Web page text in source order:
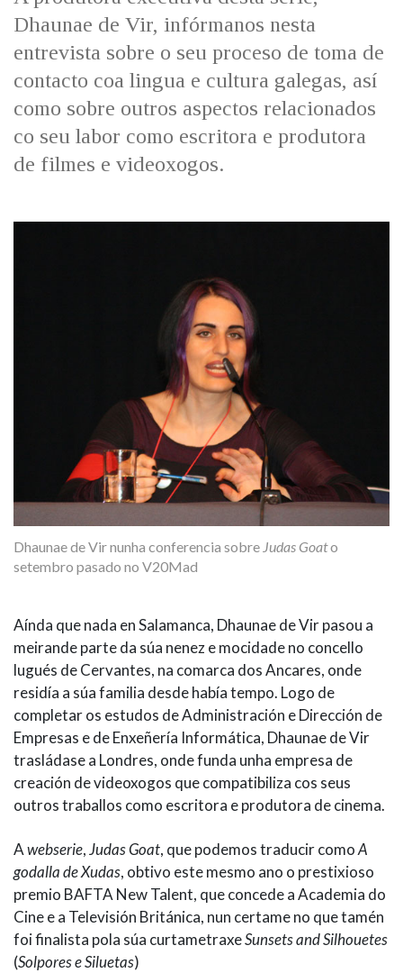
IDENTIDADE CORPORATIVA
MARCIAL DEL ADALID
CASA-MUSEO EMILIA PARDO
BAZÁN
FIGURAS HOMENAXEADAS
HISTORIA
60 ANOS DLG
PRIMAVERA DAS LETRAS
PORTAL DAS PALABRAS
Facebook
TwitterYoutubeInstagramBluesky
Dhaunae de Vir, infórmanos nesta
entrevista sobre o seu proceso de toma de
contacto coa lingua e cultura galegas, así
como sobre outros aspectos relacionados
co seu labor como escritora e produtora
de filmes e videoxogos.
Dhaunae de Vir nunha conferencia sobre Judas Goato
setembro pasado no V20Mad
Aínda que nada en Salamanca, Dhaunae de Vir pasou a
meirande parte da súa nenez e mocidade no concello
lugués de Cervantes, na comarca dos Ancares, onde
residía a súa familia desde había tempo. Logo de
completar os estudos de Administración e Dirección de
Empresas e de Enxeñería Informática, Dhaunae de Vir
trasládase a Londres, onde funda unha empresa de
creación de videoxogos que compatibiliza cos seus
outros traballos como escritora e produtora de cinema.
Awebserie,Judas Goat, que podemos traducir comoA
godalla de Xudas, obtivo este mesmo ano o prestixioso
premio BAFTA New Talent, que concede a Academia do
Cine e a Televisión Británica, nun certame no que tamén
foi finalista pola súa curtametraxeSunsets and Silhouetes
(Solpores e Siluetas)